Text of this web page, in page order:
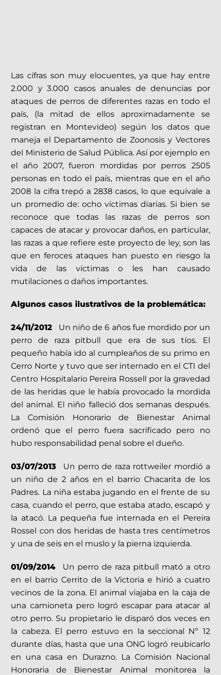
Las cifras son muy elocuentes, ya que hay entre
2.000 y 3.000 casos anuales de denuncias por
ataques de perros de diferentes razas en todo el
país, (la mitad de ellos aproximadamente se
registran en Montevideo) según los datos que
maneja el Departamento de Zoonosis y Vectores
del Ministerio de Salud Pública. Así por ejemplo en
el año 2007, fueron mordidas por perros 2505
personas en todo el país, mientras que en el año
2008 la cifra trepó a 2838 casos, lo que equivale a
un promedio de: ocho víctimas diarias. Si bien se
reconoce que todas las razas de perros son
capaces de atacar y provocar daños, en particular,
las razas a que refiere este proyecto de ley, son las
que en feroces ataques han puesto en riesgo la
vida de las víctimas o les han causado
mutilaciones o daños importantes.
Algunos casos ilustrativos de la problemática:
24/11/2012 Un niño de 6 años fue mordido por un
perro de raza pitbull que era de sus tíos. El
pequeño había ido al cumpleaños de su primo en
Cerro Norte y tuvo que ser internado en el CTI del
Centro Hospitalario Pereira Rossell por la gravedad
de las heridas que le había provocado la mordida
del animal. El niño falleció dos semanas después.
La Comisión Honorario de Bienestar Animal
ordenó que el perro fuera sacrificado pero no
hubo responsabilidad penal sobre el dueño.
03/07/2013 Un perro de raza rottweiler mordió a
un niño de 2 años en el barrio Chacarita de los
Padres. La niña estaba jugando en el frente de su
casa, cuando el perro, que estaba atado, escapó y
la atacó. La pequeña fue internada en el Pereira
Rossel con dos heridas de hasta tres centímetros
y una de seis en el muslo y la pierna izquierda.
01/09/2014 Un perro de raza pitbull mató a otro
en el barrio Cerrito de la Victoria e hirió a cuatro
vecinos de la zona. El animal viajaba en la caja de
una camioneta pero logró escapar para atacar al
otro perro. Su propietario le disparó dos veces en
la cabeza. El perro estuvo en la seccional Nº 12
durante días, hasta que una ONG logró reubicarlo
en una casa en Durazno. La Comisión Nacional
Honoraria de Bienestar Animal monitorea la